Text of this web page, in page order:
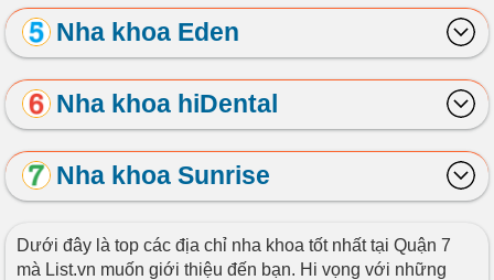
Nha khoa Eden
Nha khoa hiDental
Nha khoa Sunrise
Dưới đây là top các địa chỉ nha khoa tốt nhất tại Quận 7
mà List.vn muốn giới thiệu đến bạn. Hi vọng với những